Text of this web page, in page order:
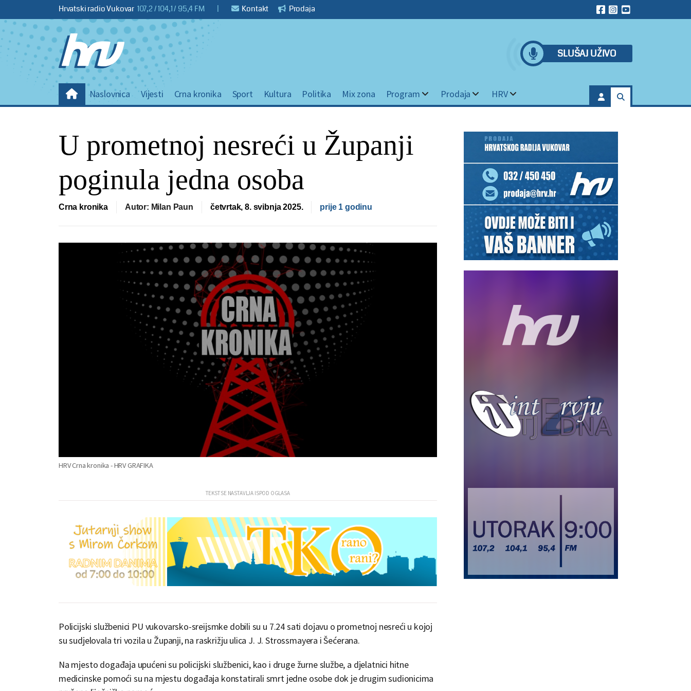
Hrvatski radio Vukovar 107,2 / 104,1 / 95,4 FM | Kontakt Prodaja
SLUŠAJ UŽIVO
Naslovnica Vijesti Crna kronika Sport Kultura Politika Mix zona Program Prodaja HRV
U prometnoj nesreći u Županji
poginula jedna osoba
Crna kronika Autor: Milan Paun četvrtak, 8. svibnja 2025. prije 1 godinu
HRV Crna kronika - HRV GRAFIKA
Policijski službenici PU vukovarsko-sreijsmke dobili su u 7.24 sati dojavu o prometnoj nesreći u kojoj
su sudjelovala tri vozila u Županji, na raskrižju ulica J. J. Strossmayera i Šećerana.
Na mjesto događaja upućeni su policijski službenici, kao i druge žurne službe, a djelatnici hitne
medicinske pomoći su na mjestu događaja konstatirali smrt jedne osobe dok je drugim sudionicima